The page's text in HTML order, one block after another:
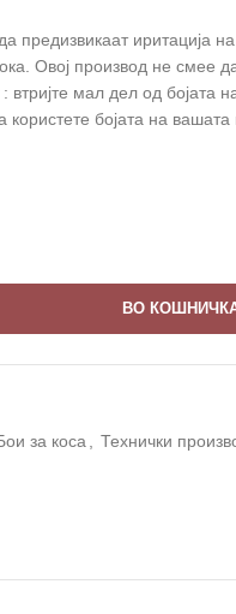
предизвикаат иритација
Овој производ не смее
мал дел од бојата
бојата на вашата
ВО
за коса Технички